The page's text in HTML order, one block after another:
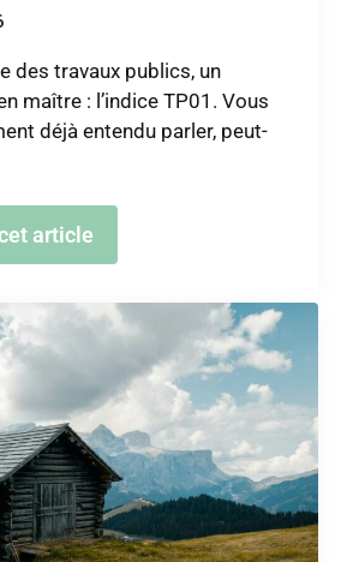
des travaux publics, un
maître : l’indice TP01. Vous
déjà entendu parler, peut-
article